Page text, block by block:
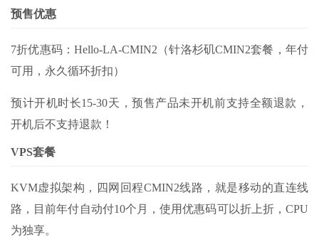
预售优惠
7折优惠码：Hello-LA-CMIN2 （针洛杉矶CMIN2套餐，年付
可用，永久循环折扣）
预计开机时长15-30天，预售产品未开机前支持全额退款，
开机后不支持退款！
VPS套餐
KVM虚拟架构，四网回程CMIN2线路，就是移动的直连线
路，目前年付自动付10个月，使用优惠码可以折上折，CPU
为独享。